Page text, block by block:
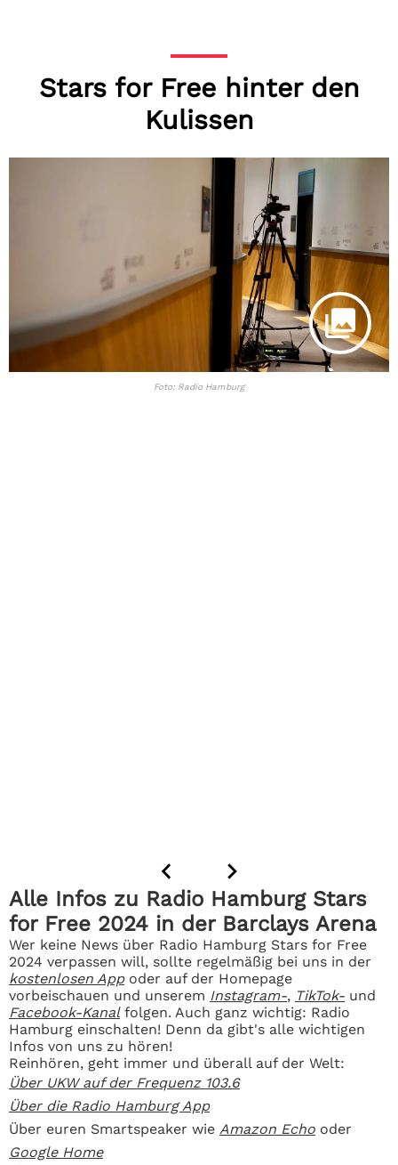
Stars for Free hinter den
Kulissen
Foto: Radio Hamburg
Alle Infos zu Radio Hamburg Stars
for Free 2024 in der Barclays Arena
Wer keine News über Radio Hamburg Stars for Free
2024 verpassen will, sollte regelmäßig bei uns in der
kostenlosen Appoder auf der Homepage
vorbeischauen und unserem Instagram-, TikTok- und
Facebook-Kanalfolgen. Auch ganz wichtig: Radio
Hamburg einschalten! Denn da gibt's alle wichtigen
Infos von uns zu hören!
Reinhören, geht immer und überall auf der Welt:
Über UKW auf der Frequenz 103.6
Über die Radio Hamburg App
Über euren Smartspeaker wie Amazon Echo oder
Google Home